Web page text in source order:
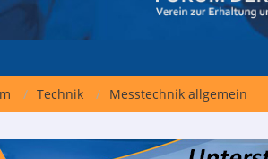
Technik Messtechnik allgemein